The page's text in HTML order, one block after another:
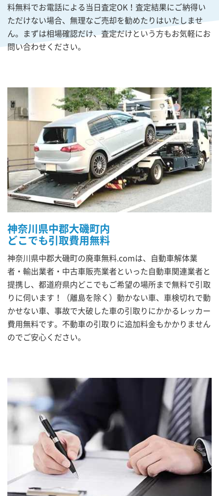
料無料でお電話による当日査定OK！査定結果にご納得い
ただけない場合、無理なご売却を勧めたりはいたしませ
ん。まずは相場確認だけ、査定だけという方もお気軽にお
問い合わせください。
神奈川県中郡大磯町内
どこでも引取費用無料
神奈川県中郡大磯町の廃車無料.comは、自動車解体業
者・輸出業者・中古車販売業者といった自動車関連業者と
提携し、都道府県内どこでもご希望の場所まで無料で引取
りに伺います！（離島を除く）動かない車、車検切れで動
かせない車、事故で大破した車の引取りにかかるレッカー
費用無料です。不動車の引取りに追加料金もかかりません
のでご安心ください。